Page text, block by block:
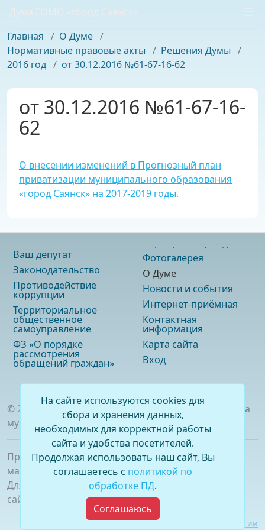
Дума ГОМО «город Саянск»
Главная / О Думе /
Нормативные правовые акты / Решения Думы /
2016 год / от 30.12.2016 №61-67-16-62
от 30.12.2016 №61-67-16-
62
О внесении изменений в Прогнозный план
приватизации муниципального образования
«город Саянск» на 2017-2019 годы.
Ваш депутат
Законодательство
Противодействие
коррупции
Территориальное
общественное
самоуправление
ФЗ «О порядке
рассмотрения
обращений граждан»
Фотогалерея
О Думе
Новости и события
Интернет-приёмная
Контактная
информация
Карта сайта
Вход
© 2026
. Официальный сайт Думы городского округа
муниципального образования «город Саянск»
При полном или частичном использовании
материалов ссылка на сайт обязательна.
Для сетевых изданий обязательна гиперссылка на
сайт –
www.dumasayansk.ru
Разработка сайта: Виртуальные технологии
На сайте используются cookies для
сбора и хранения данных,
необходимых для корректной работы
сайта и удобства посетителей.
Продолжая использовать наш сайт, Вы
соглашаетесь с политикой по
обработке ПД.
Соглашаюсь